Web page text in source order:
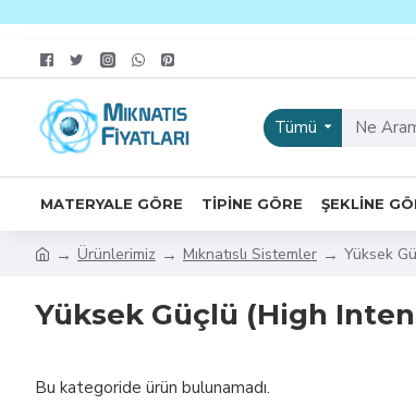
Tümü
MATERYALE GÖRE TIPINE GÖRE ŞEKLINE
Ürünlerimiz Mıknatıslı Sistemler Yüksek
Yüksek Güçlü (High
Bu kategoride ürün bulunamadı.